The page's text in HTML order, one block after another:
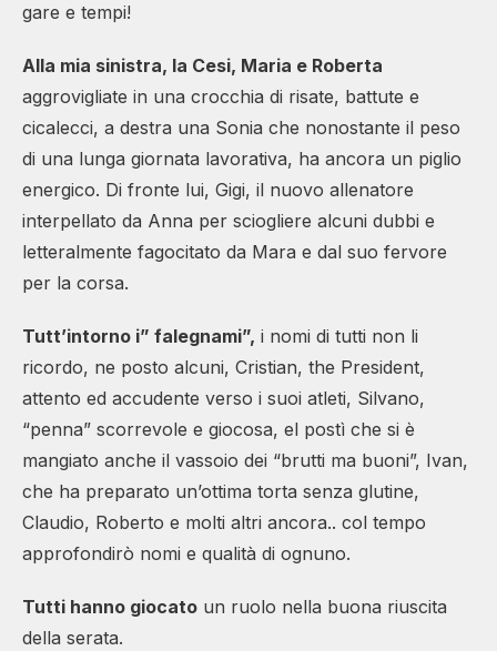
gare e tempi!
Alla mia sinistra, la Cesi, Maria e Roberta
aggrovigliate in una crocchia di risate, battute e
cicalecci, a destra una Sonia che nonostante il peso
di una lunga giornata lavorativa, ha ancora un piglio
energico. Di fronte lui, Gigi, il nuovo allenatore
interpellato da Anna per sciogliere alcuni dubbi e
letteralmente fagocitato da Mara e dal suo fervore
per la corsa.
Tutt’intorno i” falegnami”, i nomi di tutti non li
ricordo, ne posto alcuni, Cristian, the President,
attento ed accudente verso i suoi atleti, Silvano,
“penna” scorrevole e giocosa, el postì che si è
mangiato anche il vassoio dei “brutti ma buoni”, Ivan,
che ha preparato un’ottima torta senza glutine,
Claudio, Roberto e molti altri ancora.. col tempo
approfondirò nomi e qualità di ognuno.
Tutti hanno giocato un ruolo nella buona riuscita
della serata.